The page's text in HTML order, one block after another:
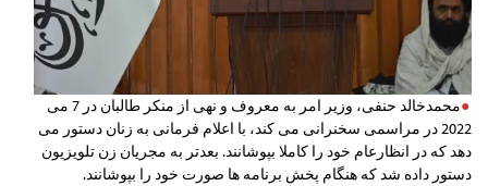
محمدخالد حنفی، وزیر امر به معروف و نهی از منکر طالبان در 7 می
2022 در مراسمی سخنرانی می‌ کند، با اعلام فرمانی به زنان دستور می
دهد که در انظارعام خود را کاملا بپوشانند. بعدتر به مجریان زن تلویزیون
دستور داده شد که هنگام پخش برنامه ها صورت خود را بپوشانند.